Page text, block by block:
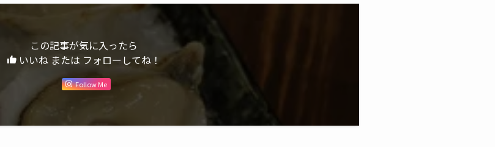
この記事が気に入ったら
いいね または フォローしてね！
Follow Me